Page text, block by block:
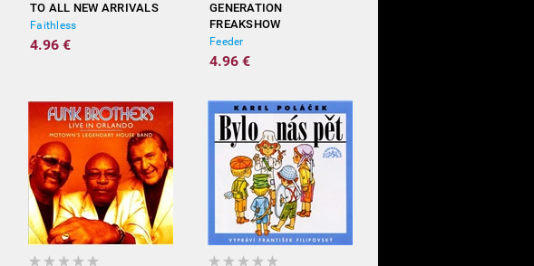
TO ALL NEW ARRIVALS
Faithless
4.96 €
GENERATION
FREAKSHOW
Feeder
4.96 €